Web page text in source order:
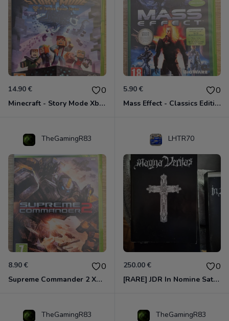
14.90 € 0
Minecraft - Story Mode Xbox 360
5.90 € 0
Mass Effect - Classics Edition Xbox 360
TheGamingR83
8.90 € 0
Supreme Commander 2 Xbox 360
LHTR70
250.00 € 0
[RARE] JDR In Nomine Satanis / Magna Veritas – 1ère Édition BOÎTE (DOS BLANC, 1989) - CROC / Siroz
TheGamingR83 TheGamingR83